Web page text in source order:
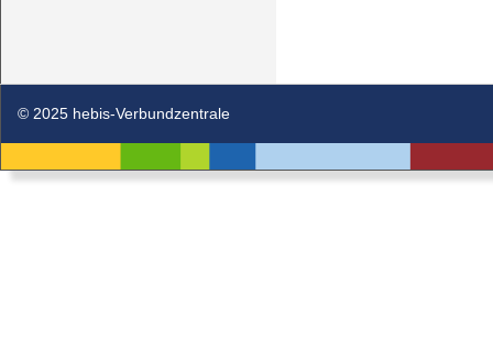
© 2025 hebis-Verbundzentrale